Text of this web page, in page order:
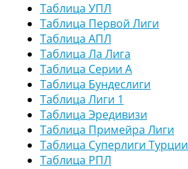
Таблица УПЛ
Таблица Первой Лиги
Таблица АПЛ
Таблица Ла Лига
Таблица Серии А
Таблица Бундеслиги
Таблица Лиги 1
Таблица Эредивизи
Таблица Примейра Лиги
Таблица Суперлиги Турции
Таблица РПЛ